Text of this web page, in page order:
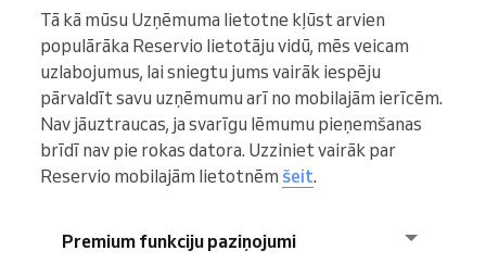
Tā kā mūsu Uzņēmuma lietotne kļūst arvien
populārāka Reservio lietotāju vidū, mēs veicam
uzlabojumus, lai sniegtu jums vairāk iespēju
pārvaldīt savu uzņēmumu arī no mobilajām ierīcēm.
Nav jāuztraucas, ja svarīgu lēmumu pieņemšanas
brīdī nav pie rokas datora. Uzziniet vairāk par
Reservio mobilajām lietotnēm šeit.
Premium funkciju paziņojumi